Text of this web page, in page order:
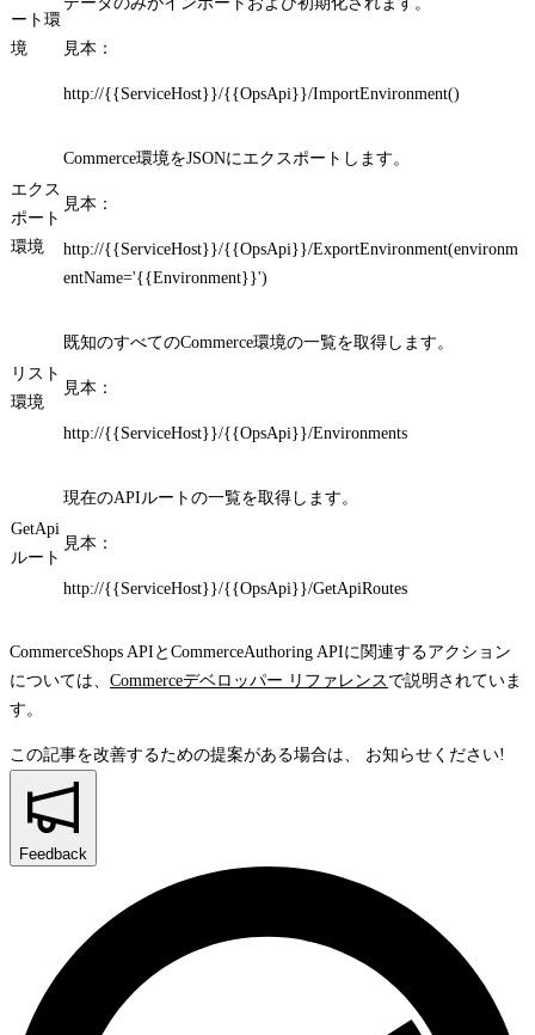
ート環
境
見本：
http://{{ServiceHost}}/{{OpsApi}}/ImportEnvironment()
エクス
ポート
環境
Commerce環境をJSONにエクスポートします。
見本：
http://{{ServiceHost}}/{{OpsApi}}/ExportEnvironment(environm
entName='{{Environment}}')
リスト
環境
既知のすべてのCommerce環境の一覧を取得します。
見本：
http://{{ServiceHost}}/{{OpsApi}}/Environments
GetApi
ルート
現在のAPIルートの一覧を取得します。
見本：
http://{{ServiceHost}}/{{OpsApi}}/GetApiRoutes
CommerceShops APIとCommerceAuthoring APIに関連するアクション
については、 Commerceデベロッパー リファレンス で説明されていま
す。
この記事を改善するための提案がある場合は、 お知らせください!
Feedback